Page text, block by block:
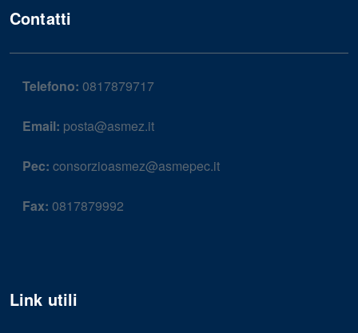
Contatti
Telefono: 0817879717
Email: posta@asmez.it
Pec: consorzioasmez@asmepec.it
Fax: 0817879992
Link utili